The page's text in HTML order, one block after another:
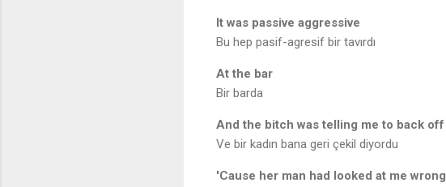
It was passive aggressive
Bu hep pasif-agresif bir tavırdı
At the bar
Bir barda
And the bitch was telling me to back off
Ve bir kadın bana geri çekil diyordu
'Cause her man had looked at me wrong